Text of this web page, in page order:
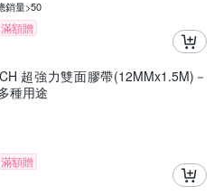
銷量>50
滿額贈
超強力雙面膠帶(12MMx1.5M)－
種用途
滿額贈